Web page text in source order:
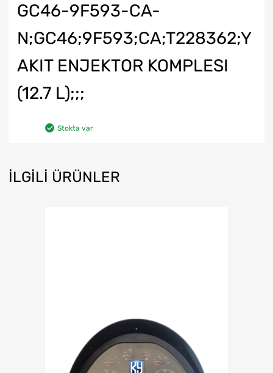
GC46-9F593-CA-
N;GC46;9F593;CA;T228362;Y
AKIT ENJEKTOR KOMPLESI
(12.7 L);;;
Stokta var
İLGILI ÜRÜNLER